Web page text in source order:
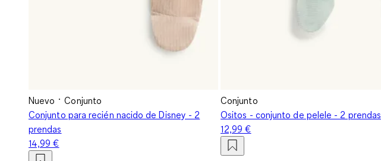
Nuevo
Conjunto
Conjunto para recién nacido de Disney - 2
prendas
14,99 €
Conjunto
Ositos - conjunto de pelele - 2 prendas
12,99 €